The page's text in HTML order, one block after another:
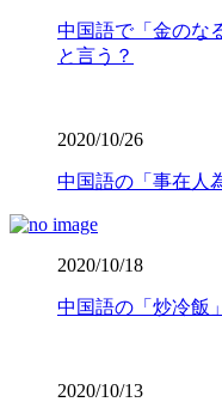
中国語で「金のな
と言う？
2020/10/26
中国語の「事在人
2020/10/18
中国語の「炒冷飯
2020/10/13